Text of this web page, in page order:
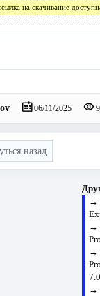
на скачивание
06/11/2025 9
назад